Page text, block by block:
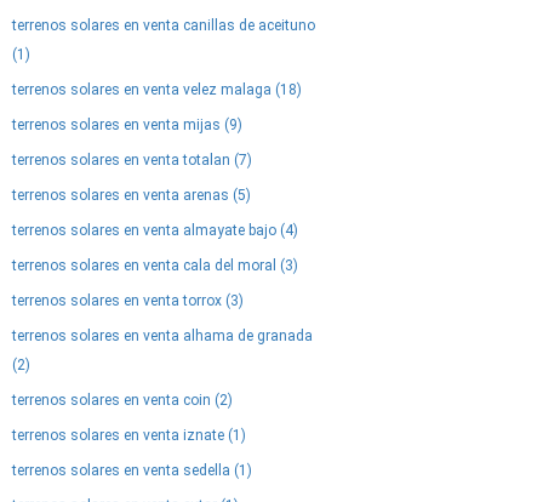
terrenos solares en venta canillas de aceituno
(1)
terrenos solares en venta velez malaga (18)
terrenos solares en venta mijas (9)
terrenos solares en venta totalan (7)
terrenos solares en venta arenas (5)
terrenos solares en venta almayate bajo (4)
terrenos solares en venta cala del moral (3)
terrenos solares en venta torrox (3)
terrenos solares en venta alhama de granada
(2)
terrenos solares en venta coin (2)
terrenos solares en venta iznate (1)
terrenos solares en venta sedella (1)